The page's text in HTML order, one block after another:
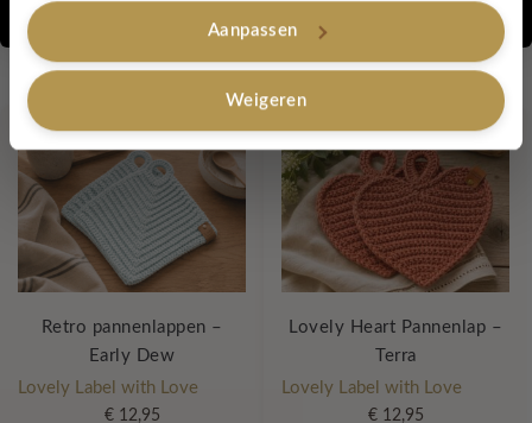
Aanpassen
Weigeren
Gerelateerde producten
Retro pannenlappen –
Early Dew
Lovely Label with Love
€12,95
Lovely Heart Pannenlap –
Terra
Lovely Label with Love
€12,95